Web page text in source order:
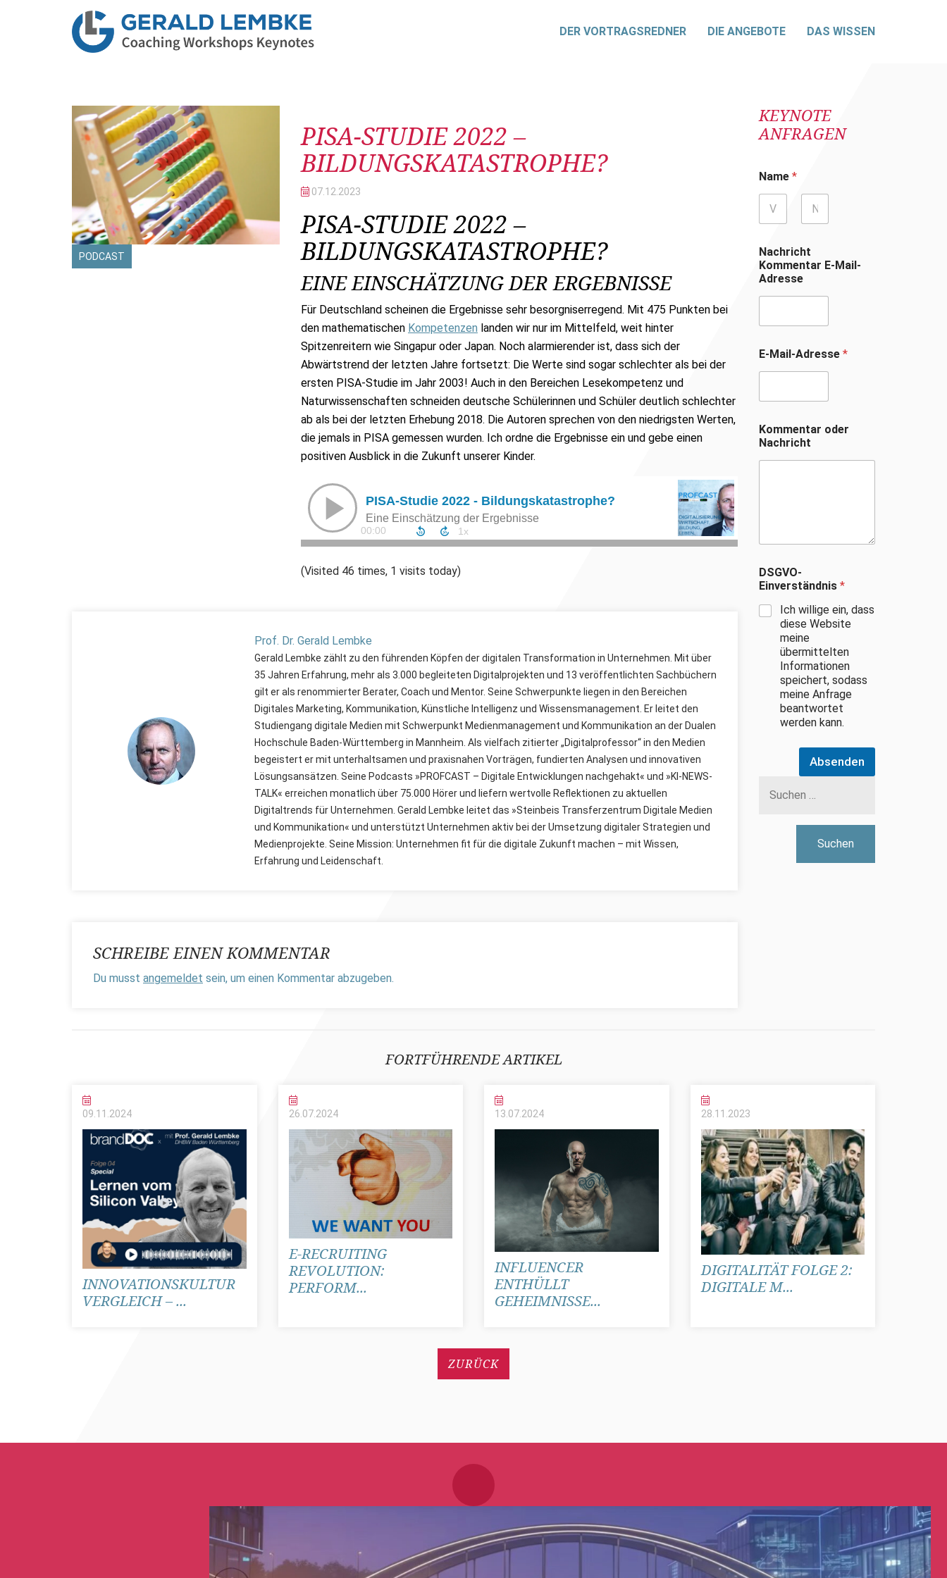
DER VORTRAGSREDNER DIE ANGEBOTE DAS WISSEN
PODCAST
PISA-STUDIE 2022 –
BILDUNGSKATASTROPHE?
07.12. 2023
PISA-STUDIE 2022 –
BILDUNGSKATASTROPHE?
EINE EINSCHÄTZUNG DER ERGEBNISSE
Für Deutschland scheinen die Ergebnisse sehr besorgniserregend. Mit 475 Punkten bei
den mathematischen Kompetenzen landen wir nur im Mittelfeld, weit hinter
Spitzenreitern wie Singapur oder Japan. Noch alarmierender ist, dass sich der
Abwärtstrend der letzten Jahre fortsetzt: Die Werte sind sogar schlechter als bei der
ersten PISA-Studie im Jahr 2003! Auch in den Bereichen Lesekompetenz und
Naturwissenschaften schneiden deutsche Schülerinnen und Schüler deutlich schlechter
ab als bei der letzten Erhebung 2018. Die Autoren sprechen von den niedrigsten Werten,
die jemals in PISA gemessen wurden. Ich ordne die Ergebnisse ein und gebe einen
positiven Ausblick in die Zukunft unserer Kinder.
(Visited 46 times, 1 visits today)
Prof. Dr. Gerald Lembke
Gerald Lembke zählt zu den führenden Köpfen der digitalen Transformation in Unternehmen. Mit über
35 Jahren Erfahrung, mehr als 3.000 begleiteten Digitalprojekten und 13 veröffentlichten Sachbüchern
gilt er als renommierter Berater, Coach und Mentor. Seine Schwerpunkte liegen in den Bereichen
Digitales Marketing, Kommunikation, Künstliche Intelligenz und Wissensmanagement. Er leitet den
Studiengang digitale Medien mit Schwerpunkt Medienmanagement und Kommunikation an der Dualen
Hochschule Baden-Württemberg in Mannheim. Als vielfach zitierter „Digitalprofessor“ in den Medien
begeistert er mit unterhaltsamen und praxisnahen Vorträgen, fundierten Analysen und innovativen
Lösungsansätzen. Seine Podcasts »PROFCAST – Digitale Entwicklungen nachgehakt« und »KI-NEWS-
TALK« erreichen monatlich über 75.000 Hörer und liefern wertvolle Reflektionen zu aktuellen
Digitaltrends für Unternehmen. Gerald Lembke leitet das »Steinbeis Transferzentrum Digitale Medien
und Kommunikation« und unterstützt Unternehmen aktiv bei der Umsetzung digitaler Strategien und
Medienprojekte. Seine Mission: Unternehmen fit für die digitale Zukunft machen – mit Wissen,
Erfahrung und Leidenschaft.
SCHREIBE EINEN KOMMENTAR
Du musst angemeldet sein, um einen Kommentar abzugeben.
KEYNOTE
ANFRAGEN
Name *
Nachricht
Kommentar E-Mail-
Adresse
E-Mail-Adresse *
Kommentar oder
Nachricht
DSGVO-
Einverständnis *
Ich willige ein, dass
diese Website
meine
übermittelten
Informationen
speichert, sodass
meine Anfrage
beantwortet
werden kann.
Absenden
FORTFÜHRENDE ARTIKEL
09.11. 2024
INNOVATIONSKULTUR
VERGLEICH – ...
26.07. 2024
E-RECRUITING
REVOLUTION:
PERFORM...
13.07. 2024
INFLUENCER
ENTHÜLLT
GEHEIMNISSE...
28.11. 2023
DIGITALITÄT FOLGE 2:
DIGITALE M...
ZURÜCK